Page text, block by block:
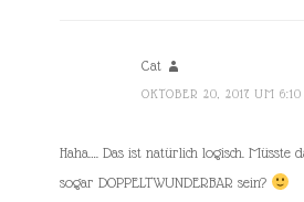
Cat
OKTOBER 20, 2017 UM
Haha…. Das ist natürlich logisch.
sogar DOPPELTWUNDERBAR sein?